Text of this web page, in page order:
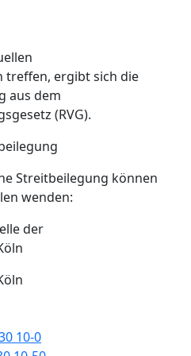
treffen, ergibt sich die
aus dem
(RVG).
Streitbeilegung können
wenden:
der
10-0